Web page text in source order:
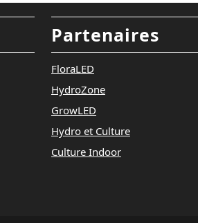
Partenaires
FloraLED
HydroZone
GrowLED
Hydro et Culture
Culture Indoor